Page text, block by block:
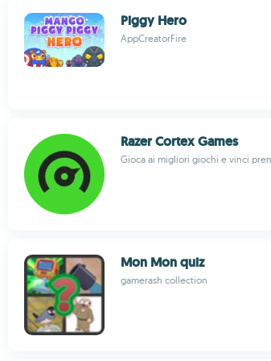
Piggy Hero
AppCreatorFire
Razer Cortex Games
Gioca ai migliori giochi e vinci
Mon Mon quiz
gamerash collection